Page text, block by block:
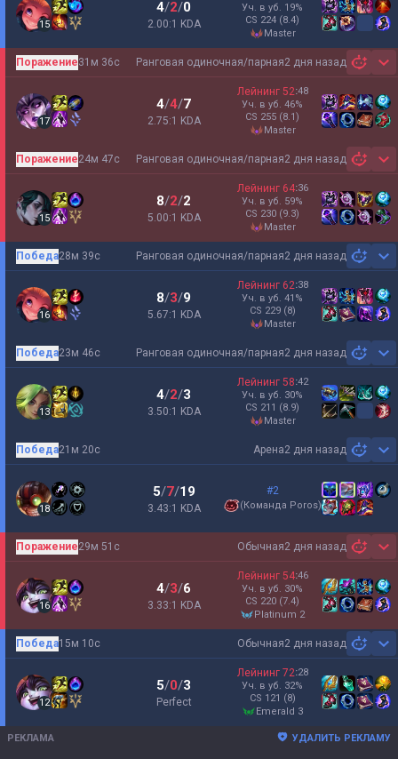
15
4/2/0
2.00:1 KDA
Уч. в уб. 19%
CS 224 (8.4)
master
Ранговая одиночная/парная2 дня назад
Поражение31м 36с
17
4/4/7
2.75:1 KDA
Лейнинг 52:48
Уч. в уб. 46%
CS 255 (8.1)
master
Ранговая одиночная/парная2 дня назад
Поражение24м 47с
15
8/2/2
5.00:1 KDA
Лейнинг 64:36
Уч. в уб. 59%
CS 230 (9.3)
master
Ранговая одиночная/парная2 дня назад
Победа28м 39с
16
8/3/9
5.67:1 KDA
Лейнинг 62:38
Уч. в уб. 41 %
CS 229 (8)
master
Ранговая одиночная/парная2 дня назад
Победа23м 46с
13
4/2/3
3.50:1 KDA
Лейнинг 58:42
Уч. в уб. 30%
CS 211 (8.9)
master
Арена2 дня назад
Победа21м 20с
18
5/7/19
3.43:1 KDA
#2
(Команда Poros)
Обычная2 дня назад
Поражение29м 51с
16
4/3/6
3.33:1 KDA
Лейнинг 54:46
Уч. в уб. 30%
CS 220 (7.4)
platinum 2
Обычная2 дня назад
Победа15м 10с
12
5/0/3
Perfect
Лейнинг 72:28
Уч. в уб. 32%
CS 121 (8)
emerald 3
РЕКЛАМА УДАЛИТЬ РЕКЛАМУ